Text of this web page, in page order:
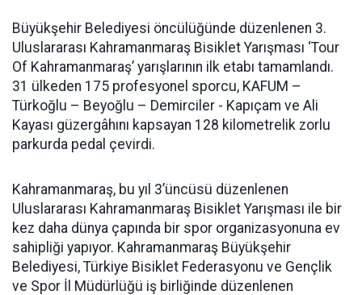
Büyükşehir Belediyesi öncülüğünde düzenlenen 3.
Uluslararası Kahramanmaraş Bisiklet Yarışması ‘Tour
Of Kahramanmaraş’ yarışlarının ilk etabı tamamlandı.
31 ülkeden 175 profesyonel sporcu, KAFUM –
Türkoğlu – Beyoğlu – Demirciler - Kapıçam ve Ali
Kayası güzergâhını kapsayan 128 kilometrelik zorlu
parkurda pedal çevirdi.
Kahramanmaraş, bu yıl 3’üncüsü düzenlenen
Uluslararası Kahramanmaraş Bisiklet Yarışması ile bir
kez daha dünya çapında bir spor organizasyonuna ev
sahipliği yapıyor. Kahramanmaraş Büyükşehir
Belediyesi, Türkiye Bisiklet Federasyonu ve Gençlik
ve Spor İl Müdürlüğü iş birliğinde düzenlenen